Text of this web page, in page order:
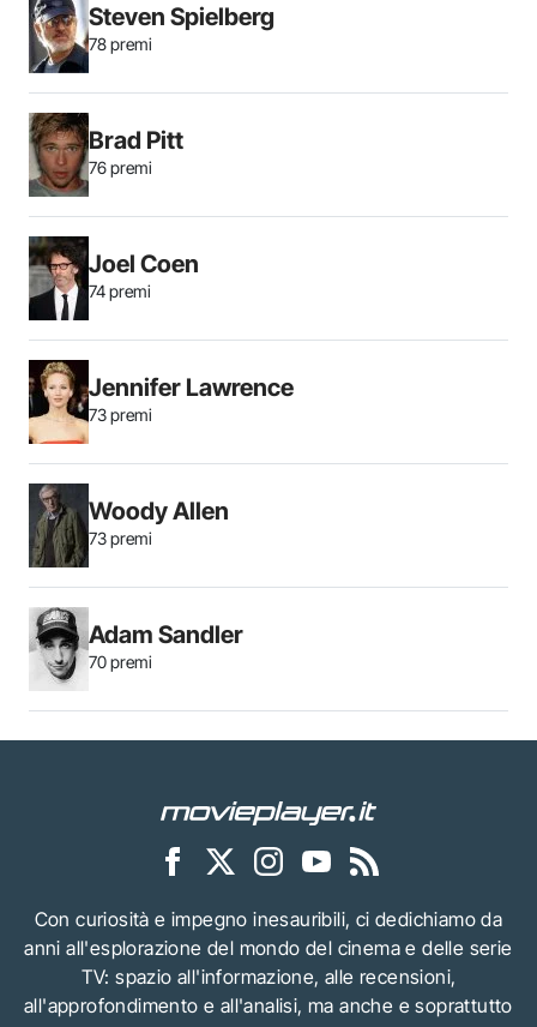
Steven Spielberg
78 premi
Brad Pitt
76 premi
Joel Coen
74 premi
Jennifer Lawrence
73 premi
Woody Allen
73 premi
Adam Sandler
70 premi
Con curiosità e impegno inesauribili, ci dedichiamo da
anni all'esplorazione del mondo del cinema e delle serie
TV: spazio all'informazione, alle recensioni,
all'approfondimento e all'analisi, ma anche e soprattutto